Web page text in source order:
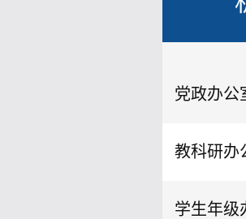
党政办公
教科研办
学生年级